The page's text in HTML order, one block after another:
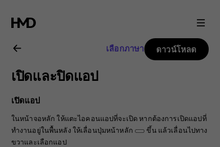
คู่มือ
ผู้
ใช้
Nokia
8.1
เลือกภาษา ดาวน์โหลด
เปิดและปิดแอป
เปิดแอป
ในหน้าจอหลัก ให้แตะไอคอนแอปที่จะเปิด หากต้องการเปิดแอปที่
ทำงานอยู่ในพื้นหลัง ให้เลื่อนปุ่มหน้าหลัก
ขึ้น แล้วเลื่อนไปทาง
ขวาและเลือกแอป